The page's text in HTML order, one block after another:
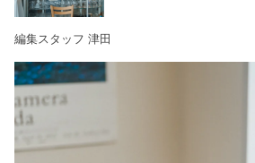
編集スタッフ 津田